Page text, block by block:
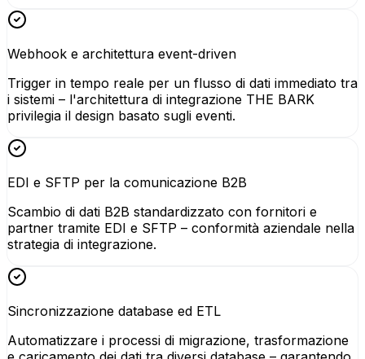
Webhook e architettura event-driven
Trigger in tempo reale per un flusso di dati immediato tra
i sistemi – l'architettura di integrazione THE BARK
privilegia il design basato sugli eventi.
EDI e SFTP per la comunicazione B2B
Scambio di dati B2B standardizzato con fornitori e
partner tramite EDI e SFTP – conformità aziendale nella
strategia di integrazione.
Sincronizzazione database ed ETL
Automatizzare i processi di migrazione, trasformazione